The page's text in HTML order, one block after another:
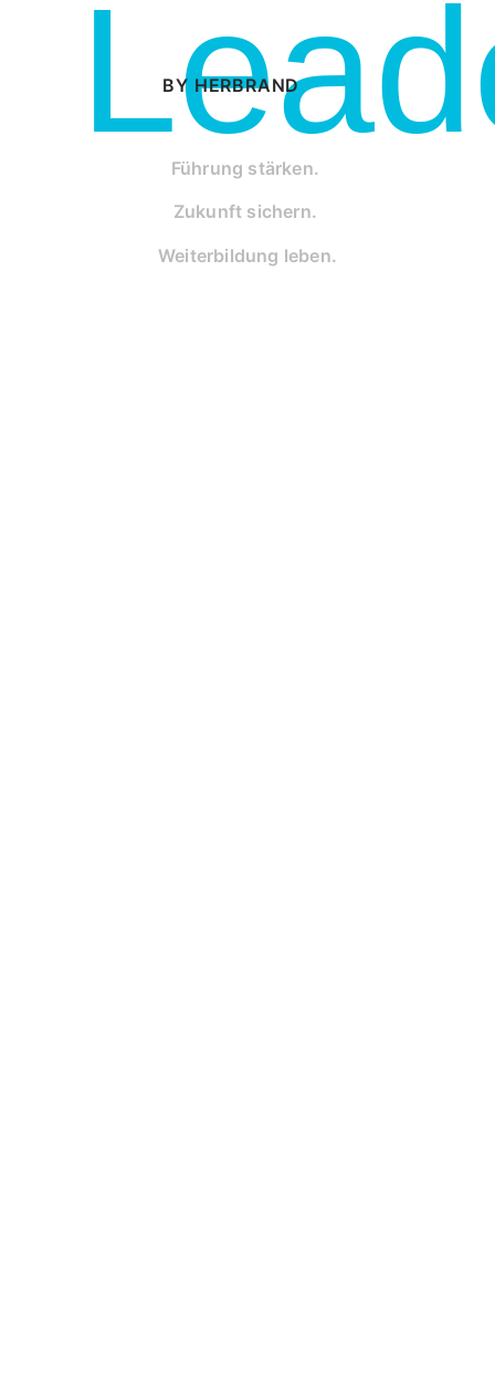
BY HERBRAND
Führung stärken.
Zukunft sichern.
Weiterbildung leben.